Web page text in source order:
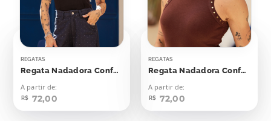
REGATAS
Regata Nadadora Confort Bolinhas Aplicação
A partir de:
R$ 72,00
REGATAS
Regata Nadadora Confort Bolinhas Aplicação
A partir de:
R$ 72,00